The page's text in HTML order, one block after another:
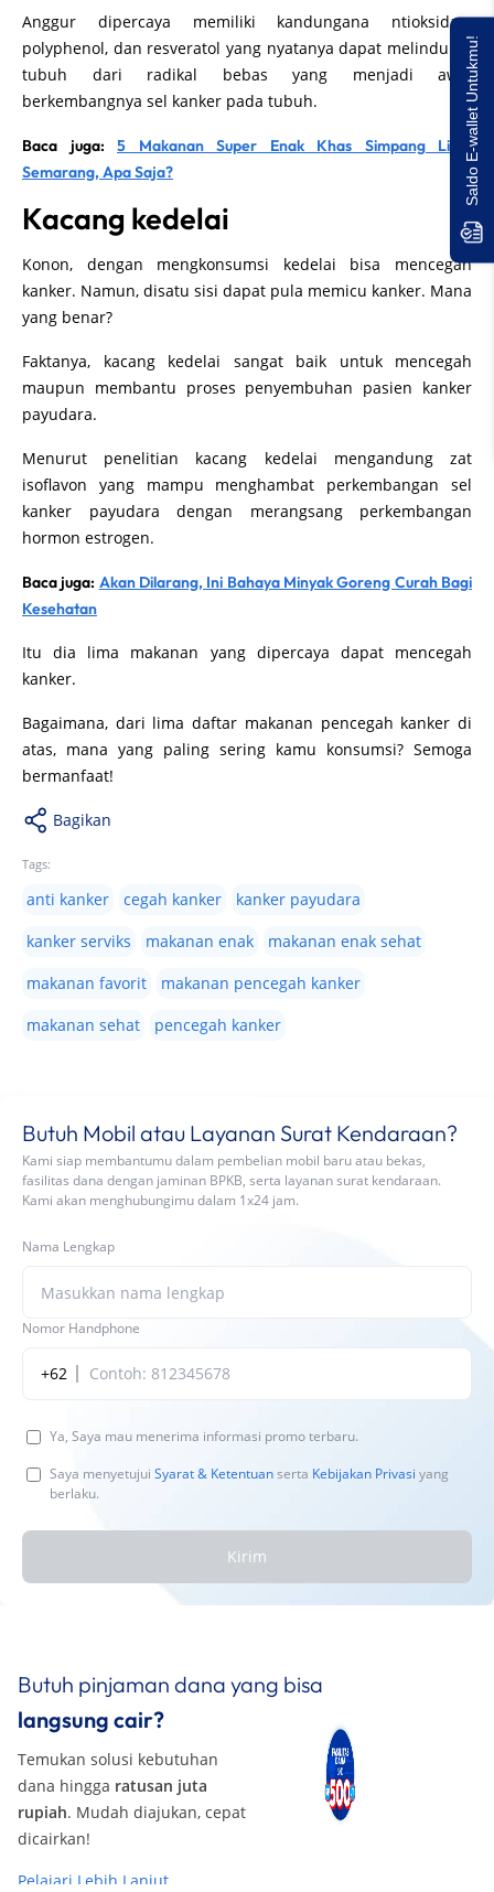
Anggur dipercaya memiliki kandungana ntioksidan,
polyphenol, dan resveratol yang nyatanya dapat melindungi
tubuh dari radikal bebas yang menjadi awal
berkembangnya sel kanker pada tubuh.
Baca juga: 5 Makanan Super Enak Khas Simpang Lima
Semarang, Apa Saja?
Kacang kedelai
Konon, dengan mengkonsumsi kedelai bisa mencegah
kanker. Namun, disatu sisi dapat pula memicu kanker. Mana
yang benar?
Faktanya, kacang kedelai sangat baik untuk mencegah
maupun membantu proses penyembuhan pasien kanker
payudara.
Menurut penelitian kacang kedelai mengandung zat
isoflavon yang mampu menghambat perkembangan sel
kanker payudara dengan merangsang perkembangan
hormon estrogen.
Baca juga: Akan Dilarang, Ini Bahaya Minyak Goreng Curah Bagi
Kesehatan
Itu dia lima makanan yang dipercaya dapat mencegah
kanker.
Bagaimana, dari lima daftar makanan pencegah kanker di
atas, mana yang paling sering kamu konsumsi? Semoga
bermanfaat!
Bagikan
Tags:
anti kanker cegah kanker
kanker payudara
kanker serviks
makanan enak
makanan enak sehat
makanan favorit
makanan pencegah kanker
makanan sehat
pencegah kanker
Butuh Mobil atau Layanan Surat Kendaraan?
Kami siap membantumu dalam pembelian mobil baru atau bekas,
fasilitas dana dengan jaminan BPKB, serta layanan surat kendaraan.
Kami akan menghubungimu dalam 1x24 jam.
Nama Lengkap
Nomor Handphone
+62
Ya, Saya mau menerima informasi promo terbaru.
Saya menyetujui Syarat & Ketentuanserta Kebijakan Privasi yang
berlaku.
Kirim
Butuh pinjaman dana yang bisa
langsung cair?
Temukan solusi kebutuhan
dana hingga ratusan juta
rupiah. Mudah diajukan, cepat
dicairkan!
Pelajari Lebih Lanjut
Saldo E-wallet Untukmu!